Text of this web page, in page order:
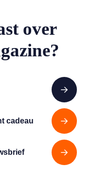
over
cadeau